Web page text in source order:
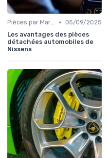
Pièces par Marque de Voiture • 05/09/2025
Les avantages des pièces
détachées automobiles de
Nissens